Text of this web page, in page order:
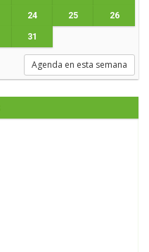
24 25 26
31
Agenda en esta semana